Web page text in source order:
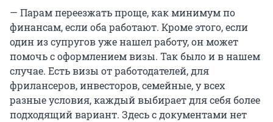
— Парам переезжать проще, как минимум по
финансам, если оба работают. Кроме этого, если
один из супругов уже нашел работу, он может
помочь с оформлением визы. Так было и в нашем
случае. Есть визы от работодателей, для
фрилансеров, инвесторов, семейные, у всех
разные условия, каждый выбирает для себя более
подходящий вариант. Здесь с документами нет